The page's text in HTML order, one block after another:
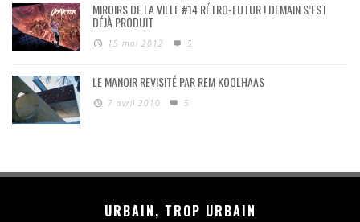
MIROIRS DE LA VILLE #14 RÉTRO-FUTUR ! DEMAIN S’EST
DÉJÀ PRODUIT
15 mai 2012 5
LE MANOIR REVISITÉ PAR REM KOOLHAAS
7 avril 2010 5
URBAIN, TROP URBAIN